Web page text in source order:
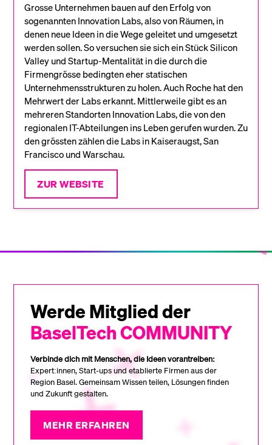
Grosse Unternehmen bauen auf den Erfolg von
sogenannten Innovation Labs, also von Räumen, in
denen neue Ideen in die Wege geleitet und umgesetzt
werden sollen. So versuchen sie sich ein Stück Silicon
Valley und Startup-Mentalität in die durch die
Firmengrösse bedingten eher statischen
Unternehmensstrukturen zu holen. Auch Roche hat den
Mehrwert der Labs erkannt. Mittlerweile gibt es an
mehreren Standorten Innovation Labs, die von den
regionalen IT-Abteilungen ins Leben gerufen wurden. Zu
den grössten zählen die Labs in Kaiseraugst, San
Francisco und Warschau.
ZUR WEBSITE
Werde Mitglied der
BaselTech COMMUNITY
Verbinde dich mit Menschen, die Ideen vorantreiben:
Expert:innen, Start-ups und etablierte Firmen aus der
Region Basel. Gemeinsam Wissen teilen, Lösungen finden
und Zukunft gestalten.
MEHR ERFAHREN